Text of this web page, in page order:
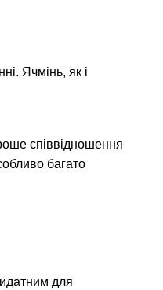
Ячмінь, як і
співвідношення
багато
для